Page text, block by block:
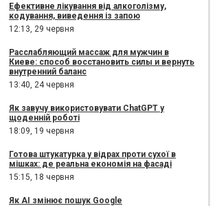
Ефективне лікування від алкоголізму,
кодування, виведення із запою
12:13, 29 червня
Расслабляющий массаж для мужчин в
Киеве: способ восстановить силы и вернуть
внутренний баланс
13:40, 24 червня
Як завучу використовувати ChatGPT у
щоденній роботі
18:09, 19 червня
Готова штукатурка у відрах проти сухої в
мішках: де реальна економія на фасаді
15:15, 18 червня
Як AI змінює пошук Google